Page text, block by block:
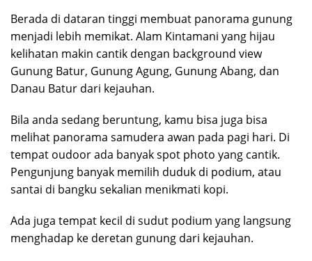
Berada di dataran tinggi membuat panorama gunung
menjadi lebih memikat. Alam Kintamani yang hijau
kelihatan makin cantik dengan background view
Gunung Batur, Gunung Agung, Gunung Abang, dan
Danau Batur dari kejauhan.
Bila anda sedang beruntung, kamu bisa juga bisa
melihat panorama samudera awan pada pagi hari. Di
tempat oudoor ada banyak spot photo yang cantik.
Pengunjung banyak memilih duduk di podium, atau
santai di bangku sekalian menikmati kopi.
Ada juga tempat kecil di sudut podium yang langsung
menghadap ke deretan gunung dari kejauhan.